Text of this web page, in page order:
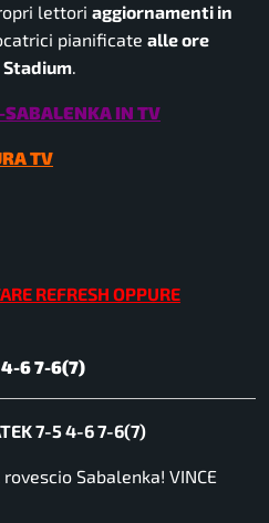
lettori aggiornamenti in
pianificate alle ore
Stadium.
SABALENKA IN TV
TV
REFRESH OPPURE
6 7-6(7)
7-5 4-6 7-6(7)
Sabalenka! VINCE